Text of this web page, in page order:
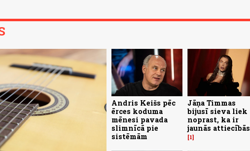
Andris Keišs pēc
ērces koduma
mēnesi pavada
slimnīcā pie
sistēmām
Jāņa Timmas
bijusī sieva liek
noprast, ka ir
jaunās attiecībās
1